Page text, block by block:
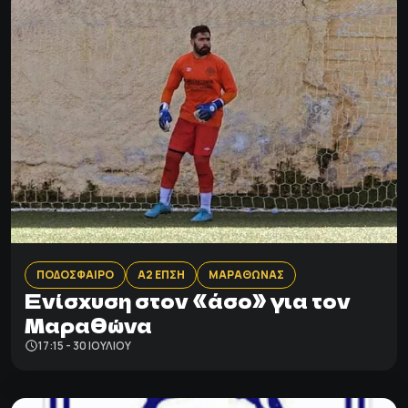
ΠΟΔΟΣΦΑΙΡΟ Α2 ΕΠΣΗ ΜΑΡΑΘΩΝΑΣ
Ενίσχυση στον «άσο» για τον
Μαραθώνα
17:15 - 30 ΙΟΥΛΊΟΥ